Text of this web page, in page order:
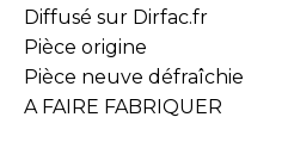
Diffusé sur Dirfac.fr
Pièce origine
Pièce neuve défraîchie
A FAIRE FABRIQUER